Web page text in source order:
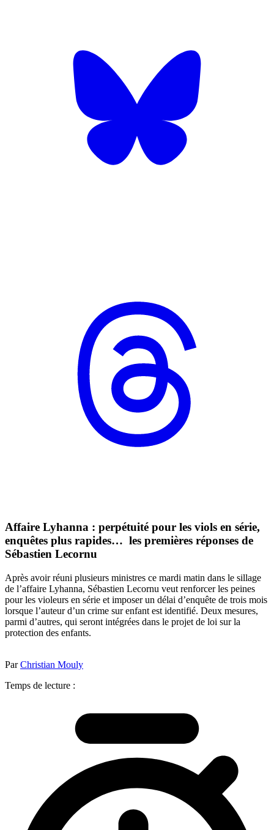
Affaire Lyhanna : perpétuité pour les viols en série,
enquêtes plus rapides… les premières réponses de
Sébastien Lecornu
Après avoir réuni plusieurs ministres ce mardi matin dans le sillage
de l’affaire Lyhanna, Sébastien Lecornu veut renforcer les peines
pour les violeurs en série et imposer un délai d’enquête de trois mois
lorsque l’auteur d’un crime sur enfant est identifié. Deux mesures,
parmi d’autres, qui seront intégrées dans le projet de loi sur la
protection des enfants.
ParChristian Mouly
Temps de lecture :